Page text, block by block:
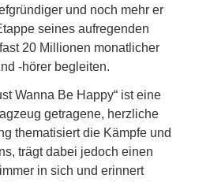
und noch mehr er
seines aufregenden
20 Millionen monatlicher
-hörer begleiten.
Wanna Be Happy“ ist eine
getragene, herzliche
thematisiert die Kämpfe und
trägt dabei jedoch einen
in sich und erinnert